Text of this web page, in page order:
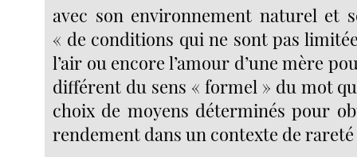
avec son environnement naturel et
« de conditions qui ne sont pas
l’air ou encore l’amour d’une mère
différent du sens « formel » du mot
choix de moyens déterminés pour
rendement dans un contexte de rareté